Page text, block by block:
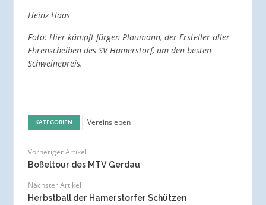
Heinz Haas
Foto: Hier kämpft Jürgen Plaumann, der Ersteller aller
Ehrenscheiben des SV Hamerstorf, um den besten
Schweinepreis.
KATEGORIEN Vereinsleben
Vorheriger Artikel
Boßeltour des MTV Gerdau
Nächster Artikel
Herbstball der Hamerstorfer Schützen